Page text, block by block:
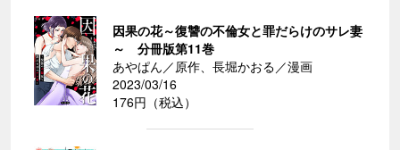
因果の花～復讐の不倫女と罪だらけのサレ妻
～ 分冊版第11巻
あやぱん／原作、長堀かおる／漫画
2023/03/16
176円（税込）